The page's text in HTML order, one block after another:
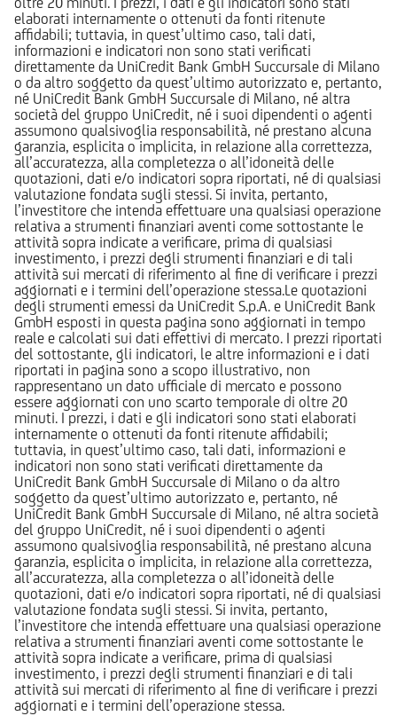
elaborati internamente o ottenuti da fonti ritenute
affidabili; tuttavia, in quest’ultimo caso, tali dati,
informazioni e indicatori non sono stati verificati
direttamente da UniCredit Bank GmbH Succursale di Milano
o da altro soggetto da quest’ultimo autorizzato e, pertanto,
né UniCredit Bank GmbH Succursale di Milano, né altra
società del gruppo UniCredit, né i suoi dipendenti o agenti
assumono qualsivoglia responsabilità, né prestano alcuna
garanzia, esplicita o implicita, in relazione alla correttezza,
all’accuratezza, alla completezza o all’idoneità delle
quotazioni, dati e/o indicatori sopra riportati, né di qualsiasi
valutazione fondata sugli stessi. Si invita, pertanto,
l’investitore che intenda effettuare una qualsiasi operazione
relativa a strumenti finanziari aventi come sottostante le
attività sopra indicate a verificare, prima di qualsiasi
investimento, i prezzi degli strumenti finanziari e di tali
attività sui mercati di riferimento al fine di verificare i prezzi
aggiornati e i termini dell’operazione stessa.Le quotazioni
degli strumenti emessi da UniCredit S.p.A. e UniCredit Bank
GmbH esposti in questa pagina sono aggiornati in tempo
reale e calcolati sui dati effettivi di mercato. I prezzi riportati
del sottostante, gli indicatori, le altre informazioni e i dati
riportati in pagina sono a scopo illustrativo, non
rappresentano un dato ufficiale di mercato e possono
essere aggiornati con uno scarto temporale di oltre 20
minuti. I prezzi, i dati e gli indicatori sono stati elaborati
internamente o ottenuti da fonti ritenute affidabili;
tuttavia, in quest’ultimo caso, tali dati, informazioni e
indicatori non sono stati verificati direttamente da
UniCredit Bank GmbH Succursale di Milano o da altro
soggetto da quest’ultimo autorizzato e, pertanto, né
UniCredit Bank GmbH Succursale di Milano, né altra società
del gruppo UniCredit, né i suoi dipendenti o agenti
assumono qualsivoglia responsabilità, né prestano alcuna
garanzia, esplicita o implicita, in relazione alla correttezza,
all’accuratezza, alla completezza o all’idoneità delle
quotazioni, dati e/o indicatori sopra riportati, né di qualsiasi
valutazione fondata sugli stessi. Si invita, pertanto,
l’investitore che intenda effettuare una qualsiasi operazione
relativa a strumenti finanziari aventi come sottostante le
attività sopra indicate a verificare, prima di qualsiasi
investimento, i prezzi degli strumenti finanziari e di tali
attività sui mercati di riferimento al fine di verificare i prezzi
aggiornati e i termini dell’operazione stessa.